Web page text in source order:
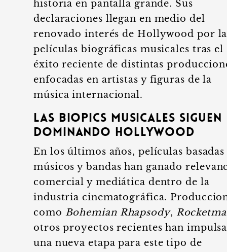
historia en pantalla grande. Sus
declaraciones llegan en medio del
renovado interés de Hollywood por
películas biográficas musicales tras el
éxito reciente de distintas
enfocadas en artistas y figuras de la
música internacional.
Las biopics musicales siguen
dominando Hollywood
En los últimos años, películas basadas
músicos y bandas han ganado
comercial y mediática dentro de la
industria cinematográfica.
como Bohemian Rhapsody,
otros proyectos recientes han
una nueva etapa para este tipo de